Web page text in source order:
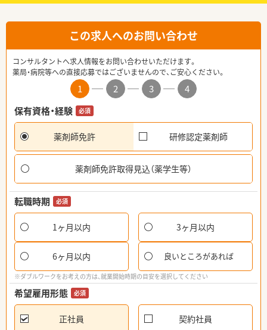
この求人へのお問い合わせ
コンサルタントへ求人情報をお問い合わせいただけます。
薬局・病院等への直接応募ではございませんので、ご安心ください。
1 2 3
4
保有資格・経験
必須
薬剤師免許 研修認定薬剤師
薬剤師免許取得見込（薬学生等）
転職時期 必須
1ヶ月以内 3ヶ月以内
6ヶ月以内 良いところがあれば
※ダブルワークをお考えの方は、就業開始時期の目安を選択してください
希望雇用形態 必須
正社員 契約社員